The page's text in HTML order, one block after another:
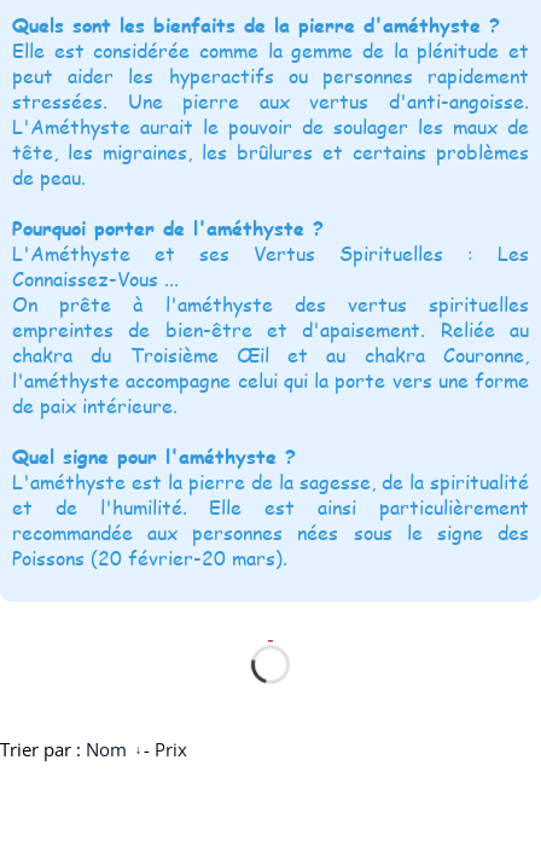
Quels sont les bienfaits de la pierre d'améthyste ?
Elle est considérée comme la gemme de la plénitude et
peut aider les hyperactifs ou personnes rapidement
stressées. Une pierre aux vertus d'anti-angoisse.
L'Améthyste aurait le pouvoir de soulager les maux de
tête, les migraines, les brûlures et certains problèmes
de peau.
Pourquoi porter de l'améthyste ?
L'Améthyste et ses Vertus Spirituelles : Les
Connaissez-Vous ...
On prête à l'améthyste des vertus spirituelles
empreintes de bien-être et d'apaisement. Reliée au
chakra du Troisième Œil et au chakra Couronne,
l'améthyste accompagne celui qui la porte vers une forme
de paix intérieure.
Quel signe pour l'améthyste ?
L'améthyste est la pierre de la sagesse, de la spiritualité
et de l'humilité. Elle est ainsi particulièrement
recommandée aux personnes nées sous le signe des
Poissons (20 février-20 mars).
Trier par : Nom - Prix